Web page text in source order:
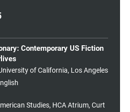
Contemporary US Fiction
of California, Los Angeles
Studies, HCA Atrium, Curt